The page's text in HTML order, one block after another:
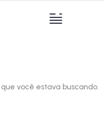
você estava buscando.